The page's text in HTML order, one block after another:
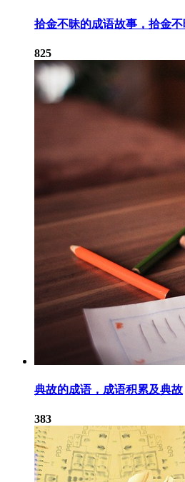
拾金不昧的成语故事，拾金
825
典故的成语，成语积累及典故
383